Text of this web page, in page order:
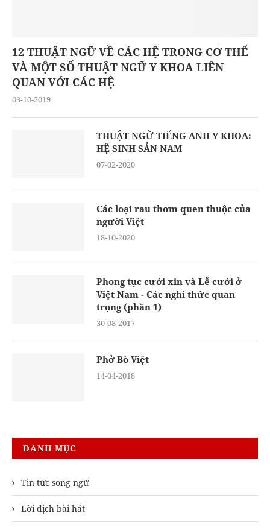
12 THUẬT NGỮ VỀ CÁC HỆ TRONG CƠ THỂ
VÀ MỘT SỐ THUẬT NGỮ Y KHOA LIÊN
QUAN VỚI CÁC HỆ
03-10-2019
THUẬT NGỮ TIẾNG ANH Y KHOA:
HỆ SINH SẢN NAM
07-02-2020
Các loại rau thơm quen thuộc của
người Việt
18-10-2020
Phong tục cưới xin và Lễ cưới ở
Việt Nam - Các nghi thức quan
trọng (phần 1)
30-08-2017
Phở Bò Việt
14-04-2018
DANH MỤC
Tin tức song ngữ
Lời dịch bài hát